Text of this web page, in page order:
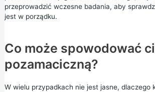
przeprowadzić wczesne badania, aby
jest w porządku.
Co może spowodować
pozamaciczną?
W wielu przypadkach nie jest jasne, dlaczego